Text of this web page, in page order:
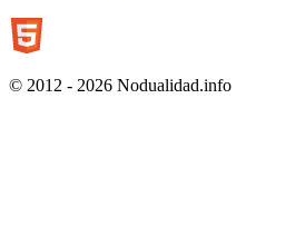
© 2012 - 2026 Nodualidad.info